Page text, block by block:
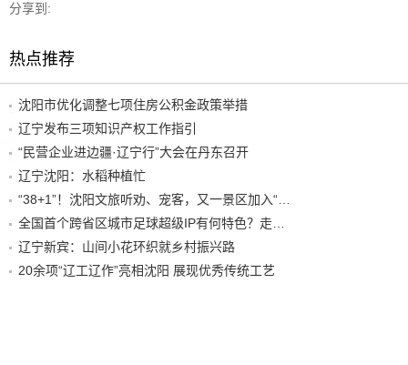
分享到:
热点推荐
沈阳市优化调整七项住房公积金政策举措
辽宁发布三项知识产权工作指引
“民营企业进边疆·辽宁行”大会在丹东召开
辽宁沈阳：水稻种植忙
辽宁新宾：山间小花环织就乡村振兴路
20余项“辽工辽作”亮相沈阳 展现优秀传统工艺